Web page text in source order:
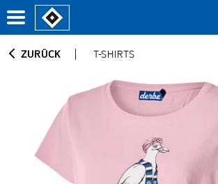
ZURÜCK T-SHIRTS